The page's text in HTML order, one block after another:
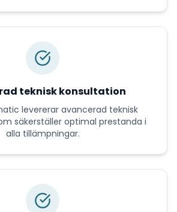
teknisk konsultation
levererar avancerad teknisk
säkerställer optimal prestanda i
alla tillämpningar.